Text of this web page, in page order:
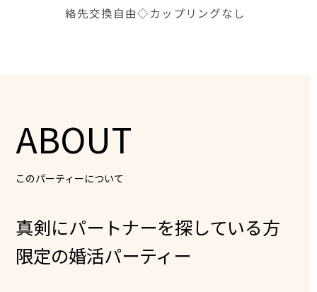
絡先交換自由◇カップリングなし
ABOUT
このパーティーについて
真剣にパートナーを探している方
限定の婚活パーティー